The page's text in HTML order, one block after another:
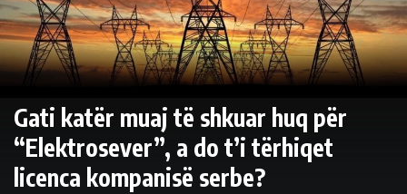
Gati katër muaj të shkuar huq për
“Elektrosever”, a do t’i tërhiqet
licenca kompanisë serbe?